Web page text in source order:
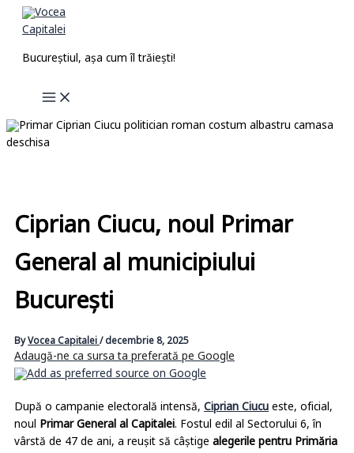
Skip
Bucureștiul, așa cum îl trăiești!
Ciprian Ciucu, noul Primar
General al municipiului
București
ByVocea Capitalei/ decembrie 8, 2025
Adaugă-ne ca sursa ta preferată pe Google
După o campanie electorală intensă, Ciprian Ciucu este, oficial,
noul Primar General al Capitalei. Fostul edil al Sectorului 6, în
vârstă de 47 de ani, a reușit să câștige alegerile pentru Primăria